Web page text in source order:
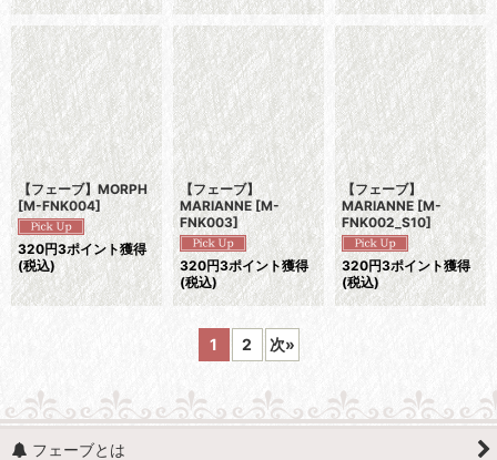
【フェーブ】MORPH
[M-FNK004]
320円3ポイント獲得
(税込)
【フェーブ】
MARIANNE [M-
FNK003]
320円3ポイント獲得
(税込)
【フェーブ】
MARIANNE [M-
FNK002_S10]
320円3ポイント獲得
(税込)
1 2 次»
フェーブとは